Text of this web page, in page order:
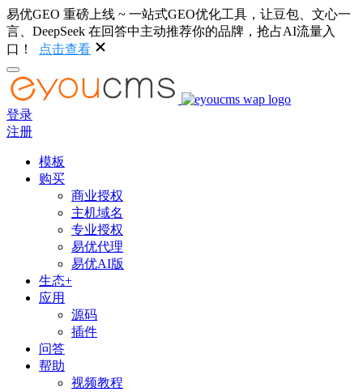
易优GEO 重磅上线 ~ 一站式GEO优化工具，让豆包、文心一
言、DeepSeek 在回答中主动推荐你的品牌，抢占AI流量入
口！
点击查看
登录
注册
模板
购买
商业授权
主机域名
专业授权
易优代理
易优AI版
生态+
应用
源码
插件
问答
帮助
视频教程